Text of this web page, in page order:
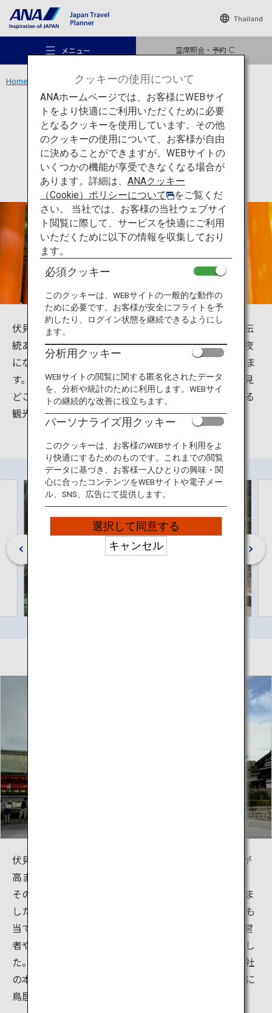
Thailand
メニュー 空席照会・予約
おすすめの旅
旅のアイデア
行き先
旅のお役立ち情報
ANA サービス
Home 関西エリア 伏見稲荷大社
文化 京都
伏見稲荷大社
伏見稲荷大社は京都府京都市伏見区深草にあります。伝
統ある神社で京都の中でも人気の高いスポットです。夜
になってからの拝観も可能で24時間楽しむことができま
す。千本鳥居や至る所にあるキツネ、荘厳な本殿など見
どころが多くあり、ご利益を祈願しお守りなどを求める
観光客が多く伏見稲荷を参拝します。
伏見稲荷大社の起源は711年とされていますが、人気が
高まったのは江戸時代（17～18世紀）のことです。
その時代の日本は比較的平和で、経済にも活気がありま
した。そんな中、「五穀豊穣」の考えを商売の成功にも
当てはめる風習が生まれます。稲荷神社はやがて、経営
者や商人たちが訪れて商売繁盛を祈願する場になりまし
た。伏見稲荷大社では参拝者が初穂料を払い、稲荷神社
の本殿付近から稲荷山の頂上にある奥社まで続く通路に
鳥居を奉納するようになりました。
クッキーの使用について
ANAホームページでは、お客様にWEBサイ
トをより快適にご利用いただくために必要
となるクッキーを使用しています。その他
のクッキーの使用について、お客様が自由
に決めることができますが、WEBサイトの
いくつかの機能が享受できなくなる場合が
あります。詳細は、 ANAクッキー
（Cookie）ポリシーについて
をご覧くだ
さい。 当社では、お客様の当社ウェブサイ
ト閲覧に際して、サービスを快適にご利用
いただくために以下の情報を収集しており
ます。
必須クッキー
このクッキーは、WEBサイトの一般的な動作の
ために必要です。お客様が安全にフライトを予
約したり、ログイン状態を継続できるようにし
ます。
分析用クッキー
WEBサイトの閲覧に関する匿名化されたデータ
を、分析や統計のために利用します。WEBサイ
トの継続的な改善に役立ちます。
パーソナライズ用クッキー
このクッキーは、お客様のWEBサイト利用をよ
り快適にするためのものです。これまでの閲覧
データに基づき、お客様一人ひとりの興味・関
心に合ったコンテンツをWEBサイトや電子メー
ル、SNS、広告にて提供します。
選択して同意する
キャンセル